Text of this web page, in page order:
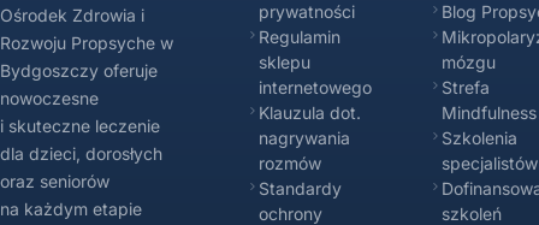
Ośrodek Zdrowia i
Rozwoju Propsyche w
Bydgoszczy oferuje
nowoczesne
i skuteczne leczenie
dla dzieci, dorosłych
oraz seniorów
na każdym etapie
prywatności
Regulamin
sklepu
internetowego
Klauzula dot.
nagrywania
rozmów
Standardy
ochrony
Blog
mózgu
Strefa
Mindfulness
Szkolenia
specjalistów
szkoleń